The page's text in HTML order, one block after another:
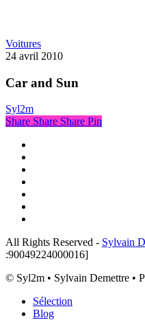
VoituresCar
and
24 avril 2010
Car and Sun
Syl2m
Share Share Share Pin
All Rights Reserved - Sylvain
:90049224000016]
© Syl2m • Sylvain Demettre •
Close
Menu
Sélection
Blog